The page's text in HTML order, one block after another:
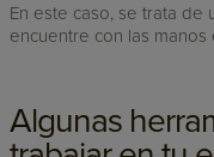
En este caso, se trata
encuentre con las manos
Algunas